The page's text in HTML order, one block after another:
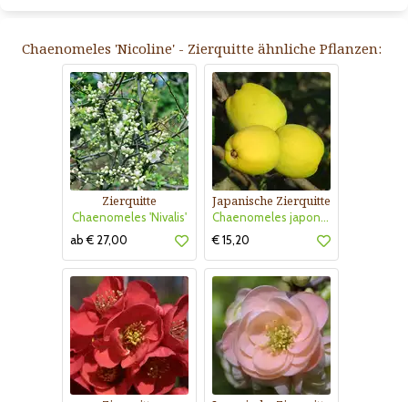
Chaenomeles 'Nicoline' - Zierquitte ähnliche Pflanzen:
Zierquitte
Chaenomeles 'Nivalis'
ab € 27,00
Japanische Zierquitte
Chaenomeles japonica
€ 15,20